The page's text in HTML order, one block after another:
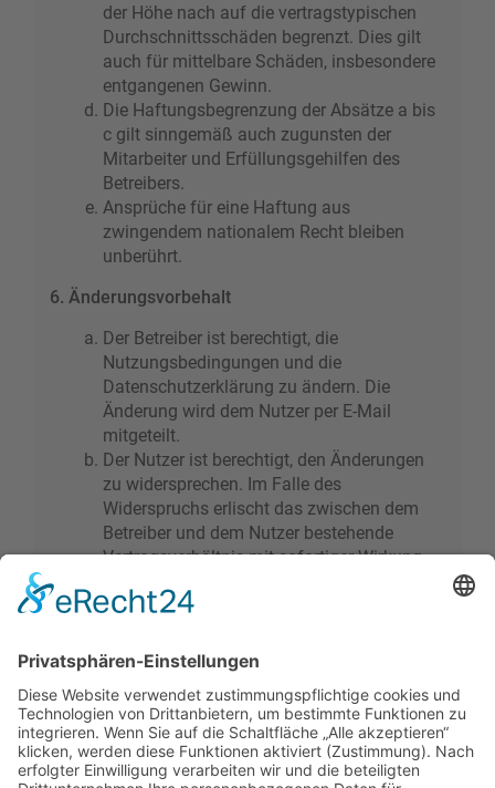
der Höhe nach auf die vertragstypischen
Durchschnittsschäden begrenzt. Dies gilt
auch für mittelbare Schäden, insbesondere
entgangenen Gewinn.
Die Haftungsbegrenzung der Absätze a bis
c gilt sinngemäß auch zugunsten der
Mitarbeiter und Erfüllungsgehilfen des
Betreibers.
Ansprüche für eine Haftung aus
zwingendem nationalem Recht bleiben
unberührt.
6. Änderungsvorbehalt
Der Betreiber ist berechtigt, die
Nutzungsbedingungen und die
Datenschutzerklärung zu ändern. Die
Änderung wird dem Nutzer per E-Mail
mitgeteilt.
Der Nutzer ist berechtigt, den Änderungen
zu widersprechen. Im Falle des
Widerspruchs erlischt das zwischen dem
Betreiber und dem Nutzer bestehende
Vertragsverhältnis mit sofortiger Wirkung.
verbindlich, wenn der Nutzer den
Informationen über den Umgang mit deinen
persönlichen Daten sind in der
Datenschutzerklärung enthalten.